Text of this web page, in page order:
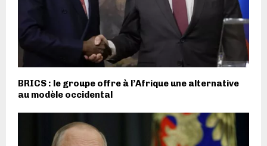
BRICS : le groupe offre à l’Afrique une alternative
au modèle occidental